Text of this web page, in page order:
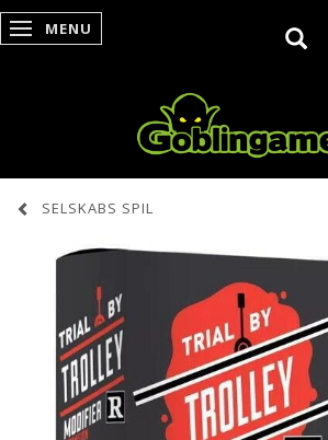
SKIFTE NAVIGATION
MENU
SELSKABS SPIL